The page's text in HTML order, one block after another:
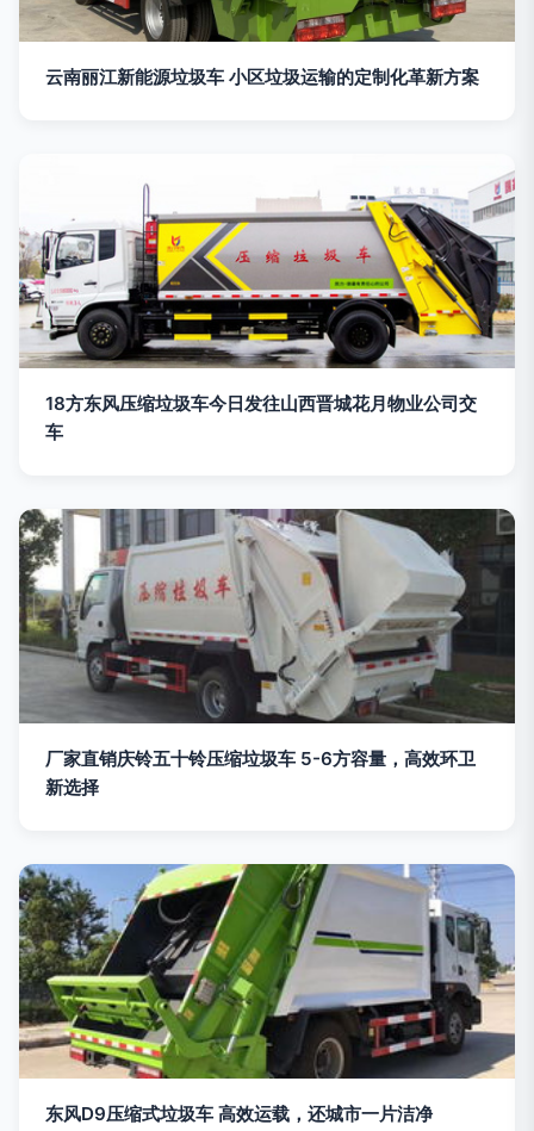
云南丽江新能源垃圾车 小区垃圾运输的定制化革新方案
18方东风压缩垃圾车今日发往山西晋城花月物业公司交
车
厂家直销庆铃五十铃压缩垃圾车 5-6方容量，高效环卫
新选择
东风D9压缩式垃圾车 高效运载，还城市一片洁净